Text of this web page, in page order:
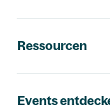
Ressourcen
Events